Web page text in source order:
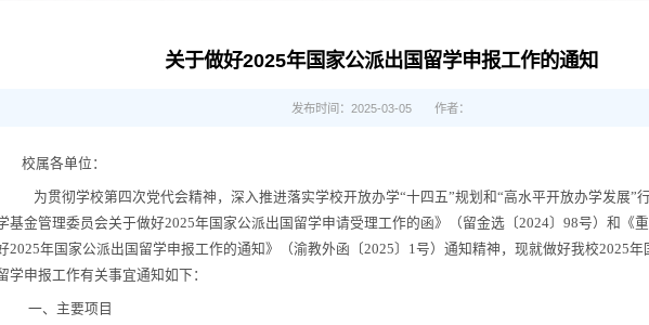
关于做好2025年国家公派出国留学申报工作的通知
发布时间：2025-03-05 作者：
校属各单位：
为贯彻学校第 四 次党代会精神，深入推进落实学校开放办学“十四五”规划 和“高水平开放办学发展”
基金管理委员会关于做好2025年国家公派出国留学申请受理工作的函》（留金选〔2024〕 98号） 和《
2025年国家公派出国留学申报工作的通知》（渝教外函〔2025〕 1 号）通知精神，现就做好我校2025年
学申报工作有关事宜通知如下：
一、主要项目